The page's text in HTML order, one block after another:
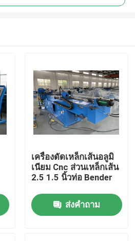
เครื่องดัดเหล็กเส้นอลูมิ
เนียม Cnc ส่วนเหล็กเส้น
2.5 1.5 นิ้วท่อ Bender
ส่งคำถาม